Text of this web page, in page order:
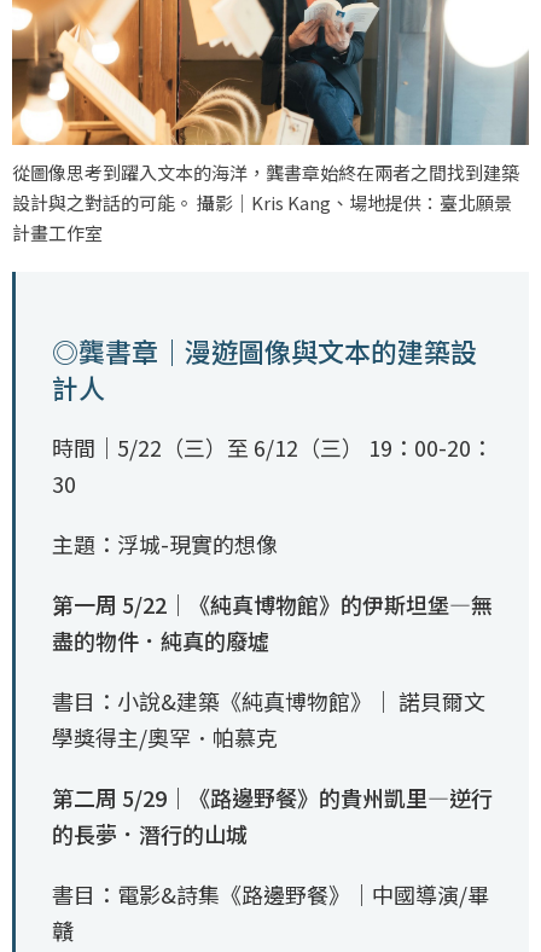
從圖像思考到躍入文本的海洋，龔書章始終在兩者之間找到建築
設計與之對話的可能。 攝影｜Kris Kang、場地提供：臺北願景
計畫工作室
◎龔書章｜漫遊圖像與文本的建築設
計人
時間｜5/22（三）至 6/12（三） 19：00-20：
30
主題：浮城-現實的想像
第一周 5/22｜《純真博物館》的伊斯坦堡—無
盡的物件．純真的廢墟
書目：小說&建築《純真博物館》｜ 諾貝爾文
學獎得主/奧罕．帕慕克
第二周 5/29｜《路邊野餐》的貴州凱里—逆行
的長夢．潛行的山城
書目：電影&詩集《路邊野餐》｜中國導演/畢
贛